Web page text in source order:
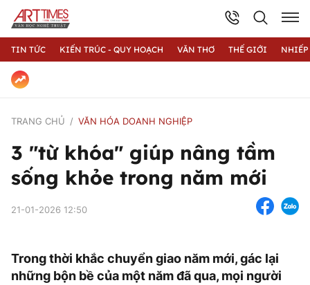
TIN TỨC KIẾN TRÚC - QUY HOẠCH VĂN THƠ THẾ GIỚI
TRANG CHỦ VĂN HÓA DOANH NGHIỆP
3 "từ khóa" giúp nâng tầm
sống khỏe trong năm mới
21-01-2026 12:50
Trong thời khắc chuyển giao năm mới, gác lại
những bộn bề của một năm đã qua, mọi người